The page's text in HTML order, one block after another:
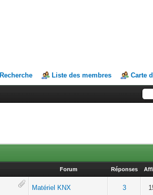
Recherche Liste des membres Carte
Forum Réponses
Matériel KNX 3